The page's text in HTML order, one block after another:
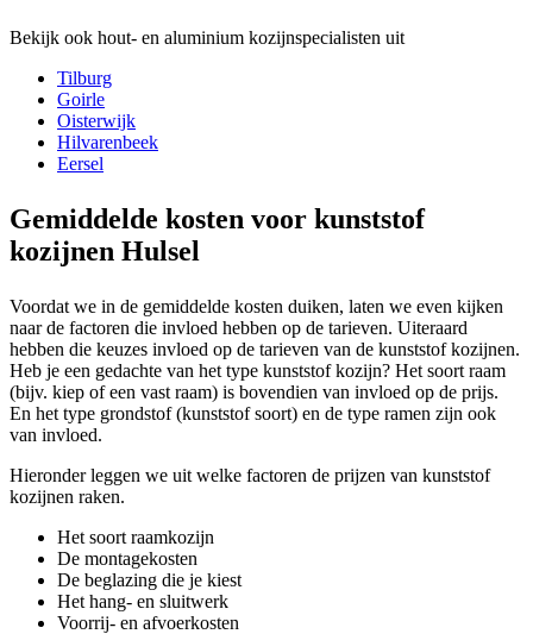
Bekijk ook hout- en aluminium kozijnspecialisten uit
Tilburg
Goirle
Oisterwijk
Hilvarenbeek
Eersel
Gemiddelde kosten voor kunststof
kozijnen Hulsel
Voordat we in de gemiddelde kosten duiken, laten we even kijken
naar de factoren die invloed hebben op de tarieven. Uiteraard
hebben die keuzes invloed op de tarieven van de kunststof kozijnen.
Heb je een gedachte van het type kunststof kozijn? Het soort raam
(bijv. kiep of een vast raam) is bovendien van invloed op de prijs.
En het type grondstof (kunststof soort) en de type ramen zijn ook
van invloed.
Hieronder leggen we uit welke factoren de prijzen van kunststof
kozijnen raken.
Het soort raamkozijn
De montagekosten
De beglazing die je kiest
Het hang- en sluitwerk
Voorrij- en afvoerkosten